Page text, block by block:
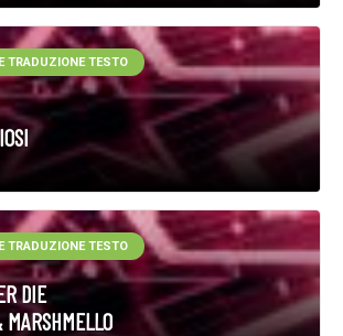
TRADUZIONE TESTO
DIE
TRADUZIONE TESTO